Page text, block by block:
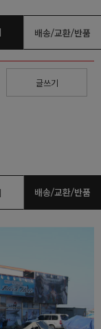
배송/교환/반품
글쓰기
배송/교환/반품